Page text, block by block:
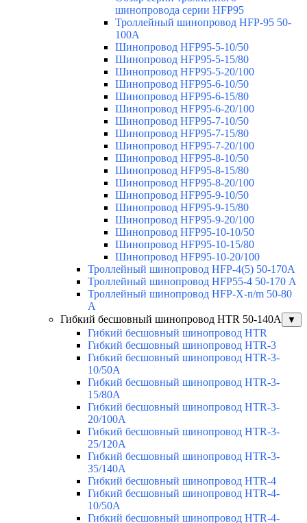
шинопровода серии HFP95
Троллейный шинопровод HFP-95 50-
100А
Шинопровод HFP95-5-10/50
Шинопровод HFP95-5-15/80
Шинопровод HFP95-5-20/100
Шинопровод HFP95-6-10/50
Шинопровод HFP95-6-15/80
Шинопровод HFP95-6-20/100
Шинопровод HFP95-7-10/50
Шинопровод HFP95-7-15/80
Шинопровод HFP95-7-20/100
Шинопровод HFP95-8-10/50
Шинопровод HFP95-8-15/80
Шинопровод HFP95-8-20/100
Шинопровод HFP95-9-10/50
Шинопровод HFP95-9-15/80
Шинопровод HFP95-9-20/100
Шинопровод HFP95-10-10/50
Шинопровод HFP95-10-15/80
Шинопровод HFP95-10-20/100
Троллейный шинопровод HFP-4(5) 50-170A
Троллейный шинопровод HFP55-4 50-170 А
Троллейный шинопровод HFP-X-n/m 50-80
A
Гибкий бесшовный шинопровод HTR 50-140А
▼
Гибкий бесшовный шинопровод HTR
Гибкий бесшовный шинопровод HTR-3
Гибкий бесшовный шинопровод HTR-3-
10/50A
Гибкий бесшовный шинопровод HTR-3-
15/80A
Гибкий бесшовный шинопровод HTR-3-
20/100A
Гибкий бесшовный шинопровод HTR-3-
25/120A
Гибкий бесшовный шинопровод HTR-3-
35/140A
Гибкий бесшовный шинопровод HTR-4
Гибкий бесшовный шинопровод HTR-4-
10/50A
Гибкий бесшовный шинопровод HTR-4-